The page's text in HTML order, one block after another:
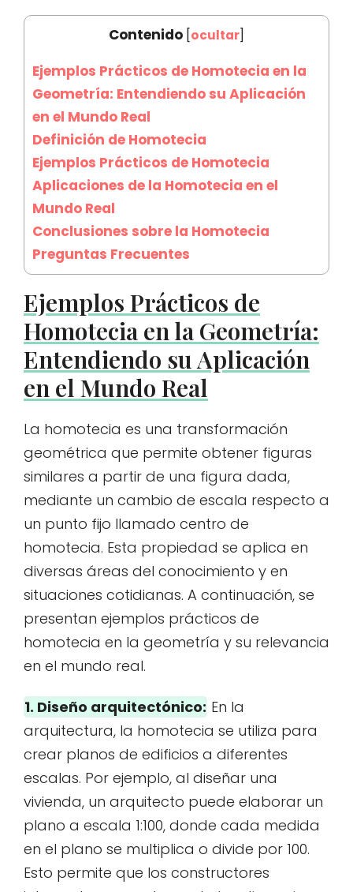
Contenido [ocultar]
Ejemplos Prácticos de Homotecia en la
Geometría: Entendiendo su Aplicación
en el Mundo Real
Definición de Homotecia
Ejemplos Prácticos de Homotecia
Aplicaciones de la Homotecia en el
Mundo Real
Conclusiones sobre la Homotecia
Preguntas Frecuentes
Ejemplos Prácticos de
Homotecia en la Geometría:
Entendiendo su Aplicación
en el Mundo Real
La homotecia es una transformación
geométrica que permite obtener figuras
similares a partir de una figura dada,
mediante un cambio de escala respecto a
un punto fijo llamado centro de
homotecia. Esta propiedad se aplica en
diversas áreas del conocimiento y en
situaciones cotidianas. A continuación, se
presentan ejemplos prácticos de
homotecia en la geometría y su relevancia
en el mundo real.
1. Diseño arquitectónico: En la
arquitectura, la homotecia se utiliza para
crear planos de edificios a diferentes
escalas. Por ejemplo, al diseñar una
vivienda, un arquitecto puede elaborar un
plano a escala 1:100, donde cada medida
en el plano se multiplica o divide por 100.
Esto permite que los constructores